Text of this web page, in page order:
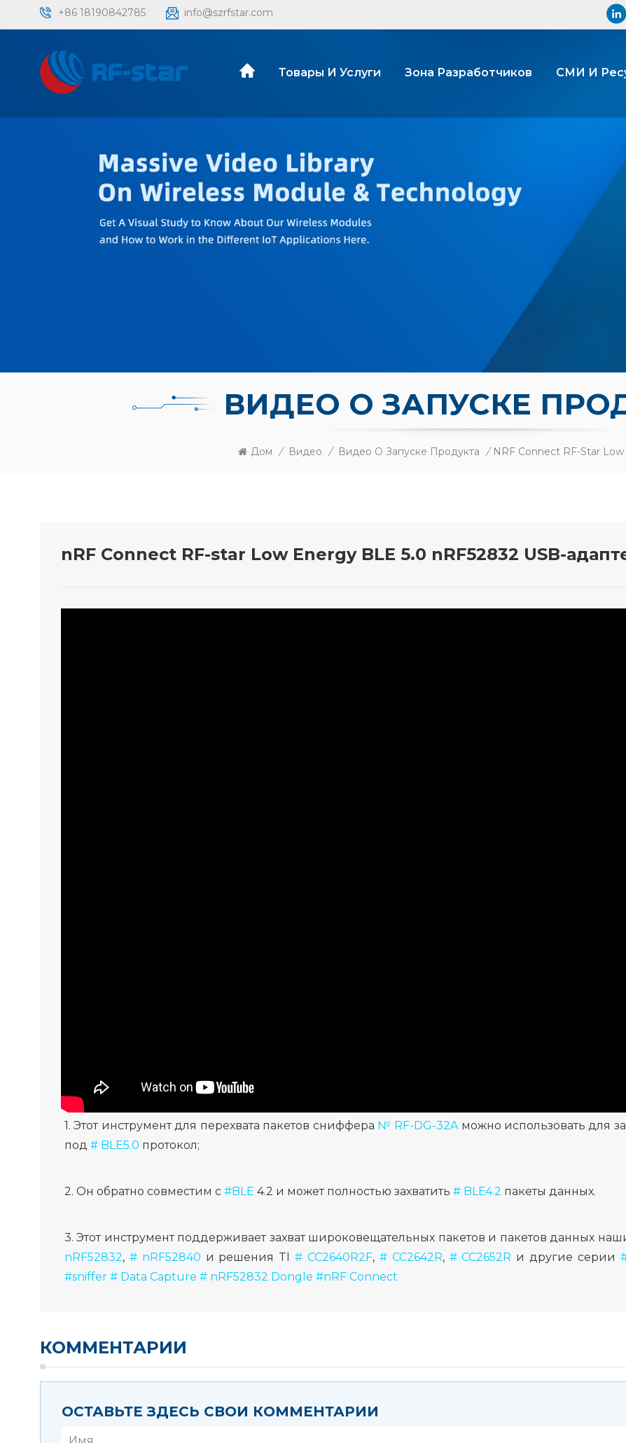
+86 18190842785 info@szrfstar.com
Товары И Услуги Зона Разработчиков СМИ И
ВИДЕО О ЗАПУСКЕ
Дом / Видео / Видео О Запуске Продукта /
nRF Connect RF-star Low Energy BLE 5.0 nRF52832 USB-
1. Этот инструмент для перехвата пакетов сниффера № RF-DG-32Aможно использовать для
под # BLE5.0 протокол;
2. Он обратно совместим с #BLE 4.2 и может полностью захватить # BLE4.2 пакеты данных.
3. Этот инструмент поддерживает захват широковещательных пакетов и пакетов данных
nRF52832, # nRF52840 и решения TI # CC2640R2F, # CC2642R,# CC2652R и другие серии
#sniffer # Data Capture # nRF52832 Dongle #nRF Connect
КОММЕНТАРИИ
ОСТАВЬТЕ ЗДЕСЬ СВОИ КОММЕНТАРИИ